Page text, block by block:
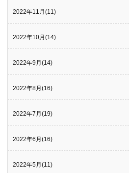
2022年11月(11)
2022年10月(14)
2022年9月(14)
2022年8月(16)
2022年7月(19)
2022年6月(16)
2022年5月(11)